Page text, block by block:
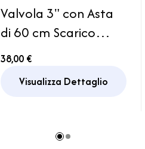
Valvola 3" con Asta
di 60 cm Scarico
Serbatoio Acqua
38,00 €
Visualizza Dettaglio